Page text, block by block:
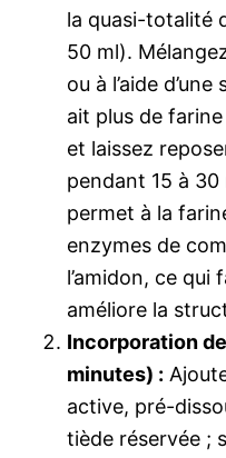
la quasi-totalité
50 ml).
ou à l’aide d’une
ait plus de
et laissez
pendant 15 à
permet à la
enzymes de
l’amidon, ce qui
améliore la
Incorporation
minutes) :
active, pré-
tiède réservée ;